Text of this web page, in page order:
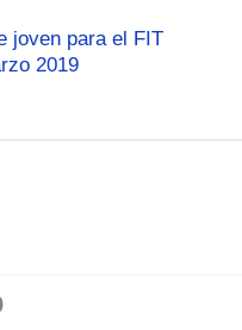
joven para el FIT
2019